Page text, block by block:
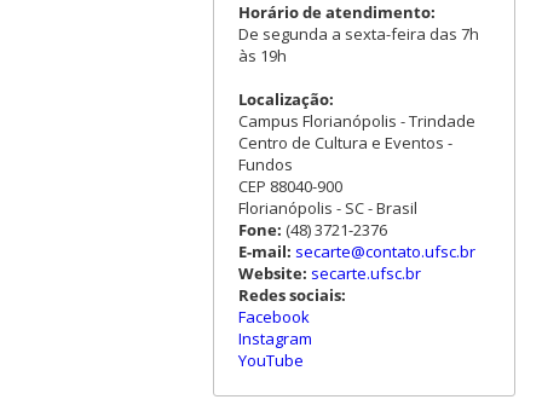
Horário de atendimento:
De segunda a sexta-feira das 7h
às 19h
Localização:
Campus Florianópolis - Trindade
Centro de Cultura e Eventos -
Fundos
CEP 88040-900
Florianópolis - SC - Brasil
Fone: (48) 3721-2376
E-mail: secarte@contato.ufsc.br
Website: secarte.ufsc.br
Redes sociais:
Facebook
Instagram
YouTube